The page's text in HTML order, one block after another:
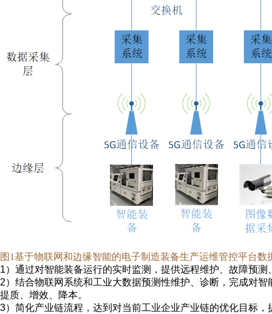
图1基于物联网和边缘智能的电子制造装备生产运维管控平台数
1）通过对智能装备运行的实时监测，提供远程维护、故障预
2）结合物联网系统和工业大数据预测性维护、诊断，完成对
提质、增效、降本。
3）简化产业链流程，达到对当前工业企业产业链的优化目标